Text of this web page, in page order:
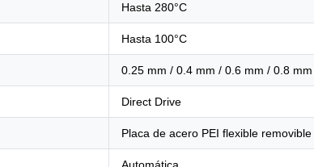
Hasta 280°C
Hasta 100°C
0.25 mm / 0.4 mm / 0.6 mm / 0.8 mm
Direct Drive
Placa de acero PEI flexible